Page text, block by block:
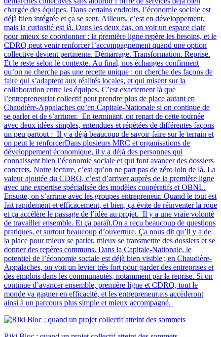
chargée des équipes. Dans certains endroits, l’économie sociale est
déjà bien intégrée et ça se sent. Ailleurs, c’est en développement,
mais la curiosité est là. Dans les deux cas, on voit un espace clair
pour mieux se coordonner : la première ligne repère les besoins, et le
CDRQ peut venir renforcer l’accompagnement quand une option
collective devient pertinente. Démarrage. Transformation. Reprise.
Et le reste selon le contexte. Au final, nos échanges confirment
qu’on ne cherche pas une recette unique : on cherche des façons de
faire qui s’adaptent aux réalités locales, et qui misent sur la
collaboration entre les équipes. C’est exactement là que
l’entrepreneuriat collectif peut prendre plus de place autant en
Chaudière-Appalaches qu’en Capitale-Nationale si on continue de
se parler et de s’arrimer. En terminant, on repart de cette tournée
avec deux idées simples, entendues et répétées de différentes façons
un peu partout : Il y a déjà beaucoup de savoir-faire sur le terrain et
on peut le renforcerDans plusieurs MRC et organisations de
développement économique, il y a déjà des personnes qui
connaissent bien l’économie sociale et qui font avancer des dossiers
concrets. Notre lecture, c’est qu’on ne part pas de zéro loin de là. La
valeur ajoutée du CDRQ, c’est d’arriver auprès de la première ligne
avec une expertise spécialisée des modèles coopératifs et OBNL.
Ensuite, on s’arrime avec les groupes entrepreneur. Quand le tout est
fait rapidement et efficacement, et bien, ça évite de réinventer la roue
et ça accélère le passage de l’idée au projet. Il y a une vraie volonté
de travailler ensemble. Et ça paraît.On a reçu beaucoup de questions
pratiques, et surtout beaucoup d’ouverture. Ça nous dit qu’il y a de
la place pour mieux se parler, mieux se transmettre des dossiers et se
donner des repères communs. Dans la Capitale-Nationale, le
potentiel de l’économie sociale est déjà bien visible ; en Chaudière-
Appalaches, on voit un levier très fort pour garder des entreprises et
des emplois dans les communautés, notamment par la reprise. Si on
continue d’avancer ensemble, première ligne et CDRQ, tout le
monde va gagner en efficacité, et les entrepreneur.e.s accèderont
ainsi à un parcours plus simple et mieux accompagné.